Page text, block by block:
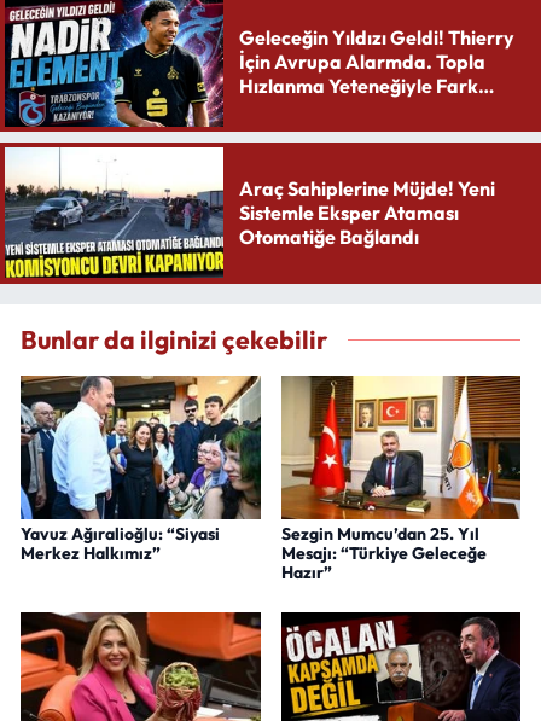
Geleceğin Yıldızı Geldi! Thierry
İçin Avrupa Alarmda. Topla
Hızlanma Yeteneğiyle Fark
Araç Sahiplerine Müjde! Yeni
Sistemle Eksper Ataması
Otomatiğe Bağlandı
Bunlar da ilginizi çekebilir
Yavuz Ağıralioğlu: “Siyasi
Merkez Halkımız”
Sezgin Mumcu’dan 25. Yıl
Mesajı: “Türkiye Geleceğe
Hazır”